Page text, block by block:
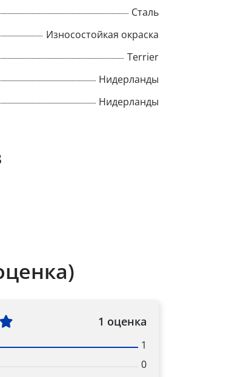
Сталь
Износостойкая окраска
Terrier
Нидерланды
Нидерланды
1 оценка
1
0